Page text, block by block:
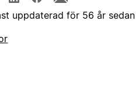
uppdaterad för 56 år sedan